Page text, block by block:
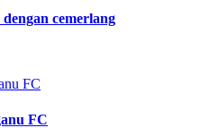
cemerlang
FC